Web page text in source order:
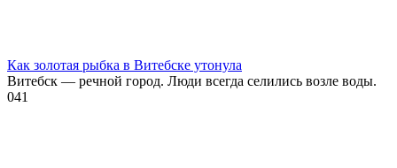
Как золотая рыбка в Витебске утонула
Витебск — речной город. Люди всегда селились возле воды.
041